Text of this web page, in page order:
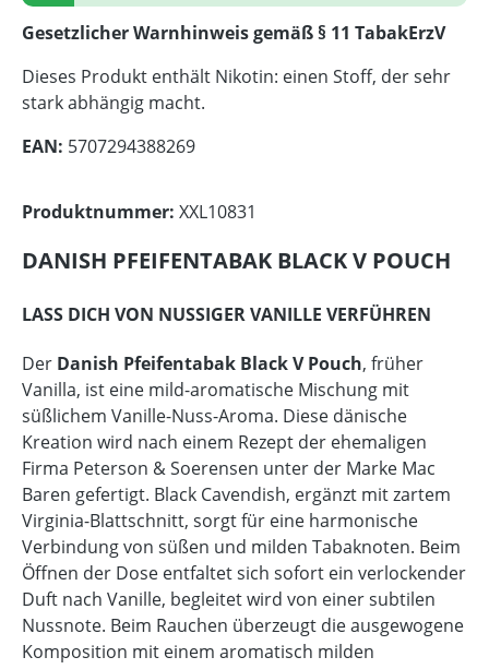
Gesetzlicher Warnhinweis gemäß § 11 TabakErzV
Dieses Produkt enthält Nikotin: einen Stoff, der sehr
stark abhängig macht.
EAN: 5707294388269
Produktnummer: XXL10831
DANISH PFEIFENTABAK BLACK V POUCH
LASS DICH VON NUSSIGER VANILLE VERFÜHREN
Der Danish Pfeifentabak Black V Pouch, früher
Vanilla, ist eine mild-aromatische Mischung mit
süßlichem Vanille-Nuss-Aroma. Diese dänische
Kreation wird nach einem Rezept der ehemaligen
Firma Peterson & Soerensen unter der Marke Mac
Baren gefertigt. Black Cavendish, ergänzt mit zartem
Virginia-Blattschnitt, sorgt für eine harmonische
Verbindung von süßen und milden Tabaknoten. Beim
Öffnen der Dose entfaltet sich sofort ein verlockender
Duft nach Vanille, begleitet wird von einer subtilen
Nussnote. Beim Rauchen überzeugt die ausgewogene
Komposition mit einem aromatisch milden